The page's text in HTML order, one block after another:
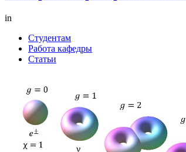
in
Студентам
Работа кафедры
Статьи